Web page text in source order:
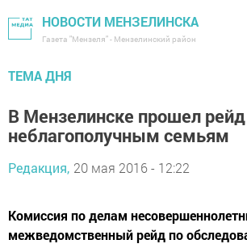
НОВОСТИ МЕНЗЕЛИНСКА
Газета "Мензеля" - Мензелинский район
ТЕМА ДНЯ
В Мензелинске прошел
неблагополучным семьям
Редакция, 20 мая 2016 - 12:22
Комиссия по делам
межведомственный рейд по